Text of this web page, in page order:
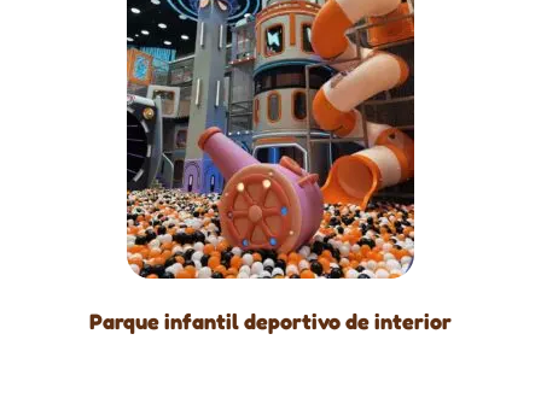
Parque infantil deportivo de interior